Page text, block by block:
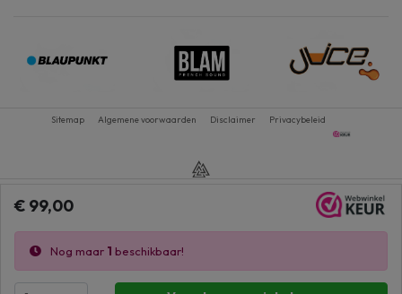
€ 99,00
Nog maar 1 beschikbaar!
Sitemap Algemene voorwaarden Disclaimer Privacybeleid